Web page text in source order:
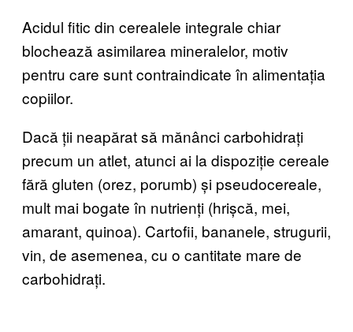
Acidul fitic din cerealele integrale chiar
blochează asimilarea mineralelor, motiv
pentru care sunt contraindicate în alimentația
copiilor.
Dacă ții neapărat să mănânci carbohidrați
precum un atlet, atunci ai la dispoziție cereale
fără gluten (orez, porumb) și pseudocereale,
mult mai bogate în nutrienți (hrișcă, mei,
amarant, quinoa). Cartofii, bananele, strugurii,
vin, de asemenea, cu o cantitate mare de
carbohidrați.